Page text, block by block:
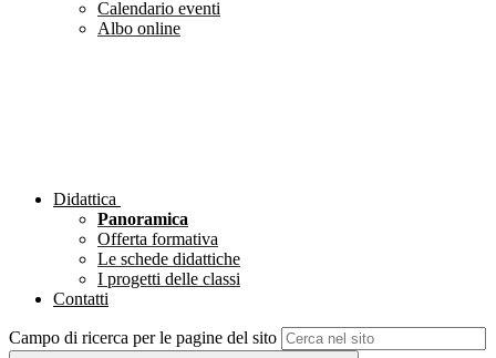
Calendario eventi
Albo online
Didattica
Panoramica
Offerta formativa
Le schede didattiche
I progetti delle classi
Contatti
Campo di ricerca per le pagine del sito